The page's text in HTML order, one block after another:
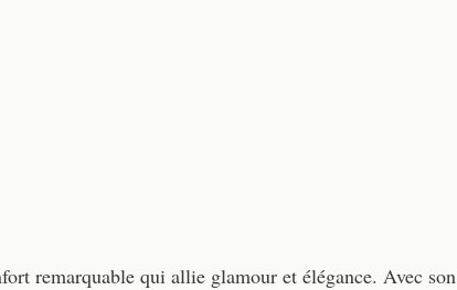
remarquable qui allie glamour et élégance. Avec son